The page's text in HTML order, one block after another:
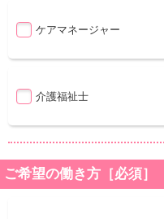
ケアマネージャー
介護福祉士
ご希望の働き方［必須］